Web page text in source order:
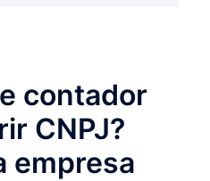
contador
CNPJ?
empresa